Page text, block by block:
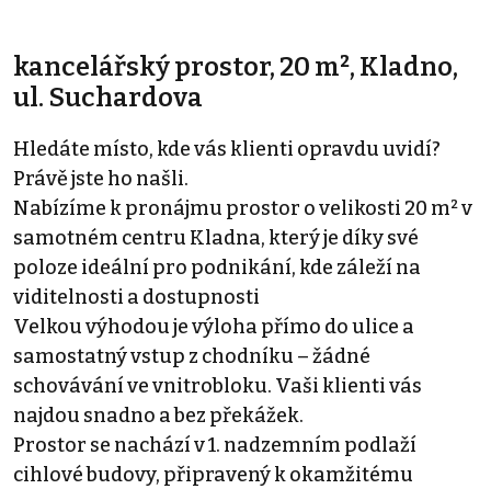
kancelářský prostor, 20 m², Kladno,
ul. Suchardova
Hledáte místo, kde vás klienti opravdu uvidí?
Právě jste ho našli.
Nabízíme k pronájmu prostor o velikosti 20 m² v
samotném centru Kladna, který je díky své
poloze ideální pro podnikání, kde záleží na
viditelnosti a dostupnosti
Velkou výhodou je výloha přímo do ulice a
samostatný vstup z chodníku – žádné
schovávání ve vnitrobloku. Vaši klienti vás
najdou snadno a bez překážek.
Prostor se nachází v 1. nadzemním podlaží
cihlové budovy, připravený k okamžitému